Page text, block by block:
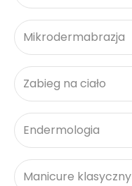
Mikrodermabrazja
Zabieg na ciało
Endermologia
Manicure klasyczny